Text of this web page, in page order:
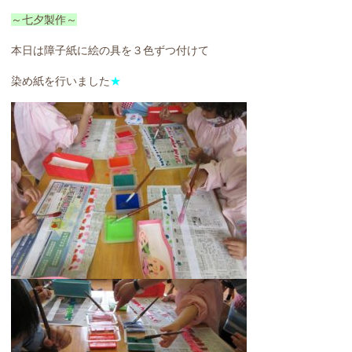
～七夕製作～
本日は障子紙に絵の具を３色ずつ付けて
染め紙を行いました★